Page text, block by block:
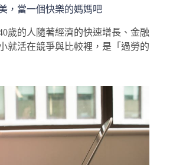
，當一個快樂的媽媽吧
歲的人隨著經濟的快速增長、金融
就活在競爭與比較裡，是「過勞的